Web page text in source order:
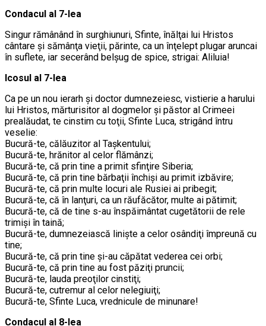
Condacul al 7-lea
Singur rămânând în surghiunuri, Sfinte, înălţai lui Hristos
cântare şi sămânţa vieţii, părinte, ca un înţelept plugar aruncai
în suflete, iar secerând belşug de spice, strigai: Aliluia!
Icosul al 7-lea
Ca pe un nou ierarh şi doctor dumnezeiesc, vistierie a harului
lui Hristos, mărturisitor al dogmelor şi păstor al Crimeei
prealăudat, te cinstim cu toţii, Sfinte Luca, strigând întru
veselie:
Bucură-te, călăuzitor al Taşkentului;
Bucură-te, hrănitor al celor flămânzi;
Bucură-te, că prin tine a primit sfinţire Siberia;
Bucură-te, că prin tine bărbaţii închişi au primit izbăvire;
Bucură-te, că prin multe locuri ale Rusiei ai pribegit;
Bucură-te, că în lanţuri, ca un răufăcător, multe ai pătimit;
Bucură-te, că de tine s-au înspăimântat cugetătorii de rele
trimişi în taină;
Bucură-te, dumnezeiască linişte a celor osândiţi împreună cu
tine;
Bucură-te, că prin tine şi-au căpătat vederea cei orbi;
Bucură-te, că prin tine au fost păziţi pruncii;
Bucură-te, lauda preoţilor cinstiţi;
Bucură-te, cutremur al celor nelegiuiţi;
Bucură-te, Sfinte Luca, vrednicule de minunare!
Condacul al 8-lea